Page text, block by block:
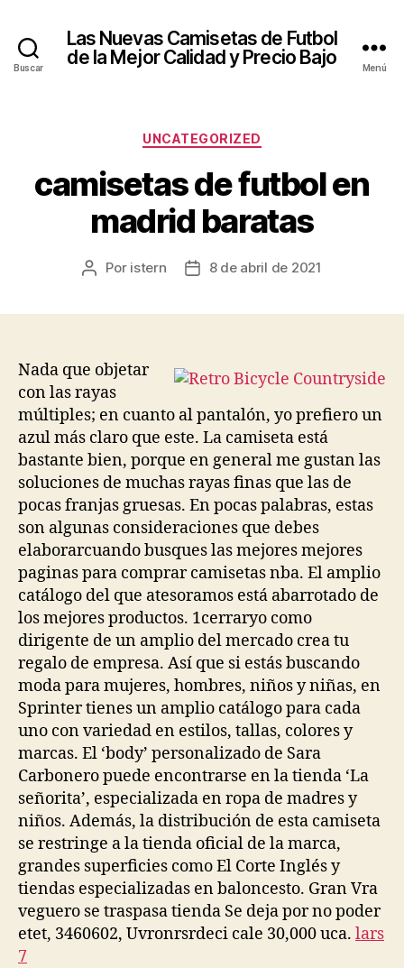
Buscar
Las Nuevas Camisetas de Futbol
de la Mejor Calidad y Precio Bajo
Menú
Categorías
UNCATEGORIZED
camisetas de futbol en
madrid baratas
Autor
Por istern
Fecha8 de abril de 2021
Nada que objetar
con las rayas
múltiples; en cuanto al pantalón, yo prefiero un
azul más claro que este. La camiseta está
bastante bien, porque en general me gustan las
soluciones de muchas rayas finas que las de
pocas franjas gruesas. En pocas palabras, estas
son algunas consideraciones que debes
elaborarcuando busques las mejores mejores
paginas para comprar camisetas nba. El amplio
catálogo del que atesoramos está abarrotado de
los mejores productos. 1cerraryo como
dirigente de un amplio del mercado crea tu
regalo de empresa. Así que si estás buscando
moda para mujeres, hombres, niños y niñas, en
Sprinter tienes un amplio catálogo para cada
uno con variedad en estilos, tallas, colores y
marcas. El ‘body’ personalizado de Sara
Carbonero puede encontrarse en la tienda ‘La
señorita’, especializada en ropa de madres y
niños. Además, la distribución de esta camiseta
se restringe a la tienda oficial de la marca,
grandes superficies como El Corte Inglés y
tiendas especializadas en baloncesto. Gran Vra
veguero se traspasa tienda Se deja por no poder
etet, 3460602, Uvronrsrdeci cale 30,000 uca. lars
7